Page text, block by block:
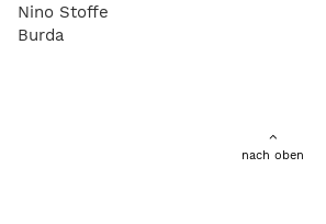
Nino Stoffe
Burda
nach oben